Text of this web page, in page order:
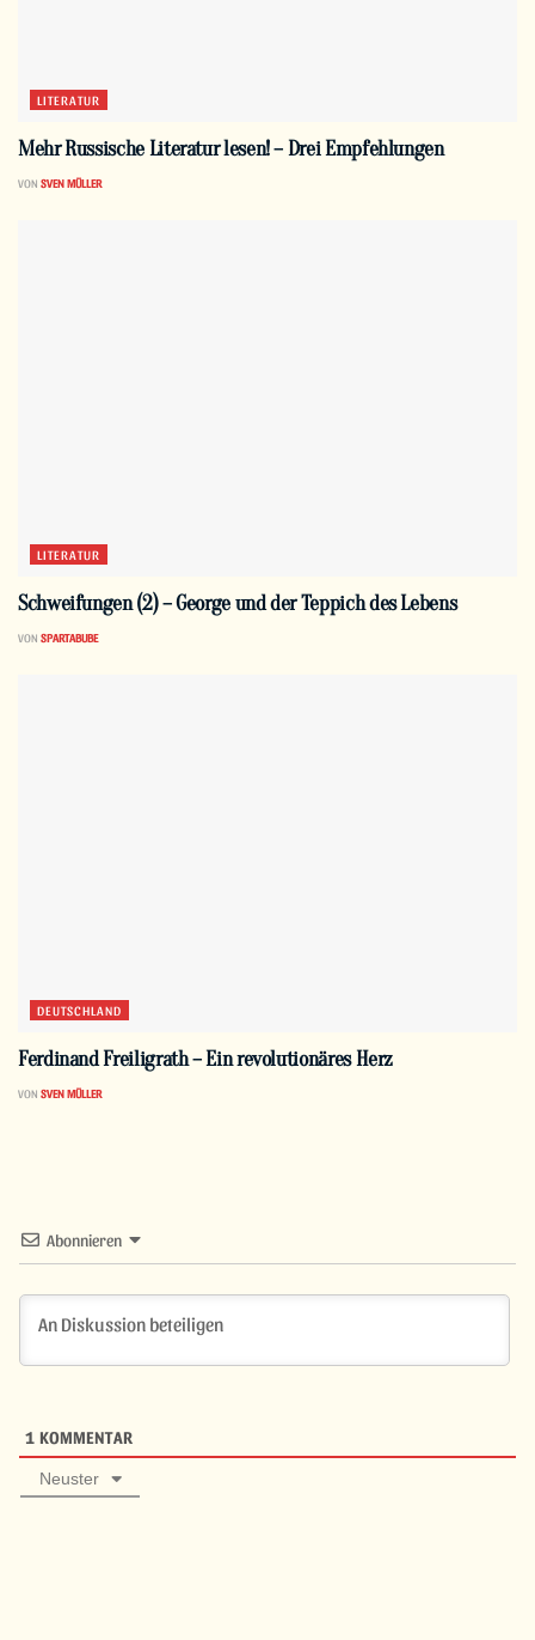
LITERATUR
Mehr Russische Literatur lesen! – Drei Empfehlungen
VON SVEN MÜLLER
LITERATUR
Schweifungen (2) – George und der Teppich des Lebens
VON SPARTABUBE
DEUTSCHLAND
Ferdinand Freiligrath – Ein revolutionäres Herz
VON SVEN MÜLLER
Abonnieren
1 KOMMENTAR
Neuster